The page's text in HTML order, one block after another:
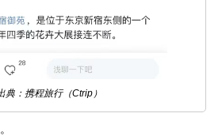
典：携程旅行（Ctrip）